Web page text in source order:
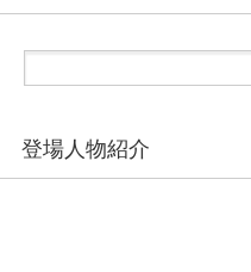
登場人物紹介